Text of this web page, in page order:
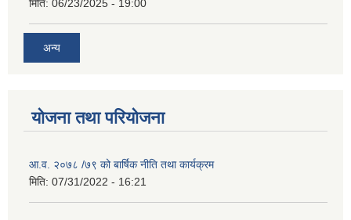
मिति: 06/23/2025 - 19:00
अन्य
योजना तथा परियोजना
आ.व. २०७८ /७९ को बार्षिक नीति तथा कार्यक्रम
मिति: 07/31/2022 - 16:21